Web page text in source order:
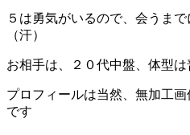
５は勇気がいるので、会うま
（汗）
お相手は、２０代中盤、体型は
プロフィールは当然、無加工
です